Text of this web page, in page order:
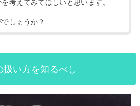
しょうか？
い方を知るべし